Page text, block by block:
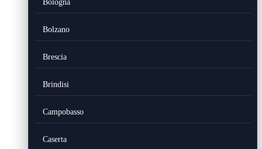
Bologna
Bolzano
Brescia
Brindisi
Campobasso
Caserta